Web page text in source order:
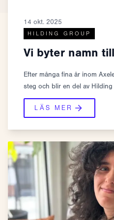
14 okt. 2025
HILDING GROUP
Vi byter namn
Efter många fina år inom
steg och blir en del av
LÄS MER